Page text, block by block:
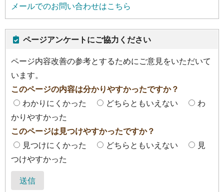
メールでのお問い合わせはこちら
ページアンケートにご協力ください
ページ内容改善の参考とするためにご意見をいただいて
います。
このページの内容は分かりやすかったですか？
わかりにくかった
どちらともいえない
わ
かりやすかった
このページは見つけやすかったですか？
見つけにくかった
どちらともいえない
見
つけやすかった
送信